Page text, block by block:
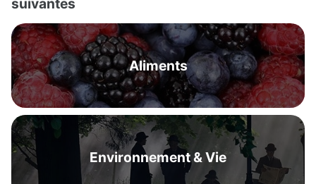
suivantes
Aliments
Environnement & Vie